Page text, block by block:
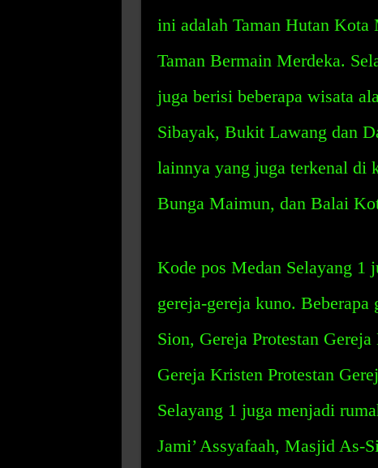
ini adalah Taman Hutan Kota
Taman Bermain Merdeka.
juga berisi beberapa wisata
Sibayak, Bukit Lawang dan
lainnya yang juga terkenal di
Bunga Maimun, dan Balai
Kode pos Medan Selayang 1
gereja-gereja kuno.
Sion, Gereja Protestan
Gereja Kristen Protestan
Selayang 1 juga menjadi
Jami’ Assyafaah, Masjid